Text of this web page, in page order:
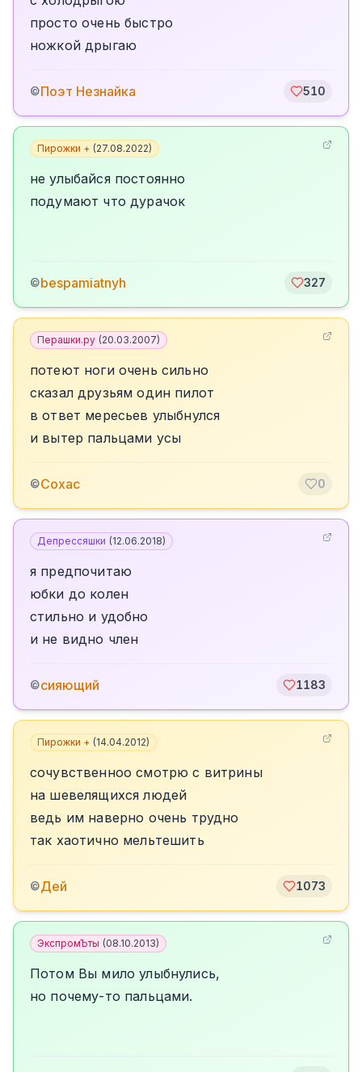
просто очень быстро
ножкой дрыгаю
©Поэт Незнайка 510
Пирожки + (27.08.2022)
не улыбайся постоянно
подумают что дурачок
©bespamiatnyh 327
Перашки.ру (20.03.2007)
потеют ноги очень сильно
сказал друзьям один пилот
в ответ мересьев улыбнулся
и вытер пальцами усы
©Сохас 0
Депрессяшки (12.06.2018)
я предпочитаю
юбки до колен
стильно и удобно
и не видно член
©сияющий 1183
Пирожки + (14.04.2012)
сочувственноо смотрю с витрины
на шевелящихся людей
ведь им наверно очень трудно
так хаотично мельтешить
©Дей 1073
ЭкспромЪты (08.10.2013)
Потом Вы мило улыбнулись,
но почему-то пальцами.